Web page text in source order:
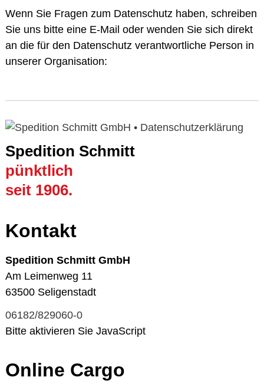
Wenn Sie Fragen zum Datenschutz haben, schreiben
Sie uns bitte eine E-Mail oder wenden Sie sich direkt
an die für den Datenschutz verantwortliche Person in
unserer Organisation:
Spedition Schmitt
pünktlich
seit 1906.
Kontakt
Spedition Schmitt GmbH
Am Leimenweg 11
63500 Seligenstadt
06182/829060-0
Bitte aktivieren Sie JavaScript
Online Cargo